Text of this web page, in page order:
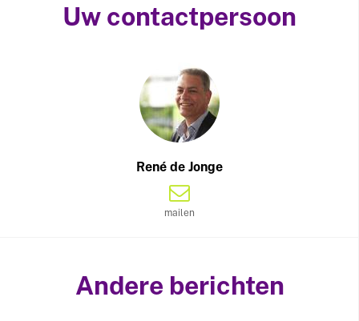
Uw contactpersoon
René de Jonge
mailen
Andere berichten